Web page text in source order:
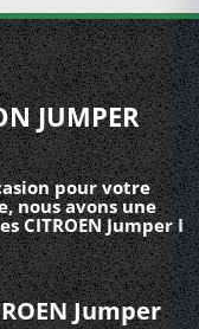
JUMPER
pour votre
nous avons une
CITROEN Jumper I
Jumper